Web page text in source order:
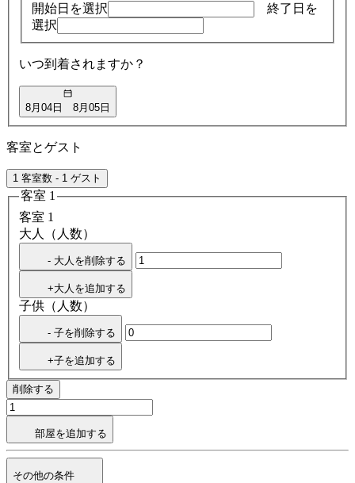
検
索
開始日を選択
終了日を
選択
いつ到着されますか？
8月04日 8月05日
客室とゲスト
1 客室数 - 1 ゲスト
客室 1
客室 1
大人（人数）
- 大人を削除する
+大人を追加する
子供（人数）
- 子を削除する
+子を追加する
削除する
部屋を追加する
その他の条件